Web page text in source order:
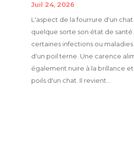
Juil 24, 2026
L'aspect de la fourrure d'un
quelque sorte son état de
certaines infections ou
d'un poil terne. Une carence
également nuire à la brillance
poils d'un chat. Il revient...